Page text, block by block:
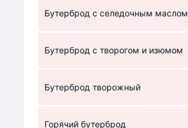
Бутерброд с селедочным маслом
Бутерброд с творогом и изюмом
Бутерброд творожный
Горячий бутерброд